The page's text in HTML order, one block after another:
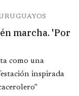
marcha. 'Por
como una
inspirada